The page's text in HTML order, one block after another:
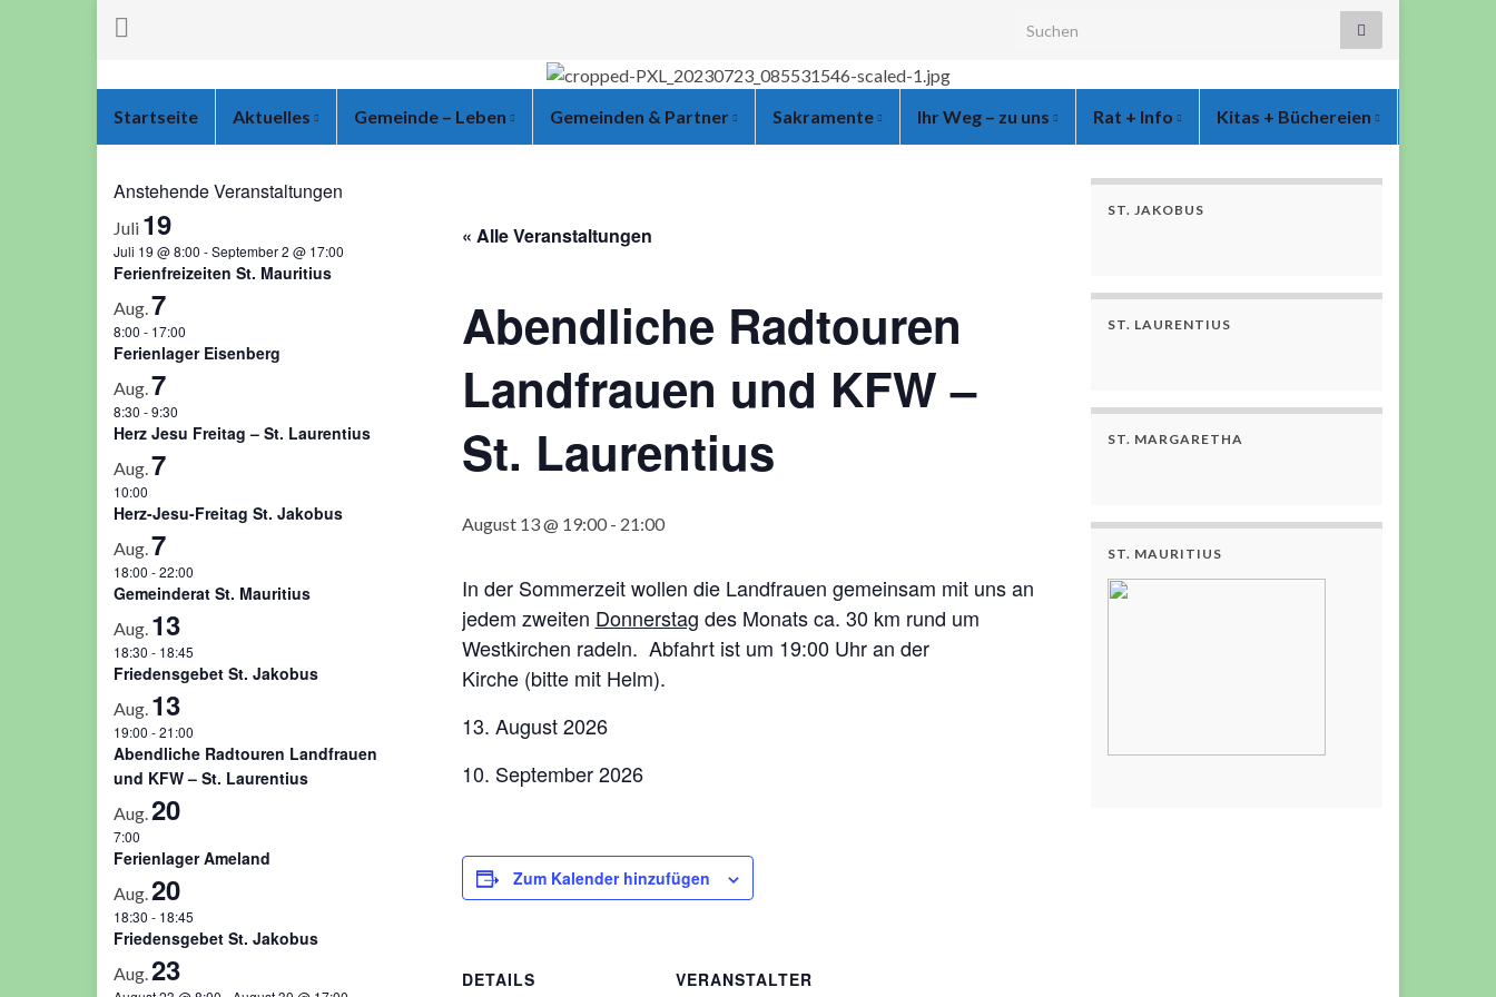
Search for:
Startseite Aktuelles Gemeinde – Leben Gemeinden & Partner Sakramente Ihr Weg – zu uns Rat + Info Kitas + Büchereien
Anstehende Veranstaltungen
Juli 19
Juli 19 @ 8:00 -September 2 @ 17:00
Ferienfreizeiten St. Mauritius
Aug.7
8:00 - 17:00
Ferienlager Eisenberg
Aug.7
8:30 -9:30
Herz Jesu Freitag – St. Laurentius
Aug.7
10:00
Herz-Jesu-Freitag St. Jakobus
Aug.7
18:00 -22:00
Gemeinderat St. Mauritius
Aug. 13
18:30 - 18:45
Friedensgebet St. Jakobus
Aug. 13
19:00 -21:00
Abendliche Radtouren Landfrauen
und KFW – St. Laurentius
Aug.20
7:00
Ferienlager Ameland
Aug.20
18:30 - 18:45
Friedensgebet St. Jakobus
Aug.23
« Alle Veranstaltungen
Abendliche Radtouren
Landfrauen und KFW –
St. Laurentius
August 13 @ 19:00- 21:00
In der Sommerzeit wollen die Landfrauen gemeinsam mit uns an
jedem zweiten Donnerstag des Monats ca. 30 km rund um
Westkirchen radeln. Abfahrt ist um 19:00 Uhr an der
Kirche (bitte mit Helm).
13. August 2026
10. September 2026
Zum Kalender hinzufügen
DETAILS VERANSTALTER
ST. JAKOBUS
ST. LAURENTIUS
ST. MARGARETHA
ST. MAURITIUS